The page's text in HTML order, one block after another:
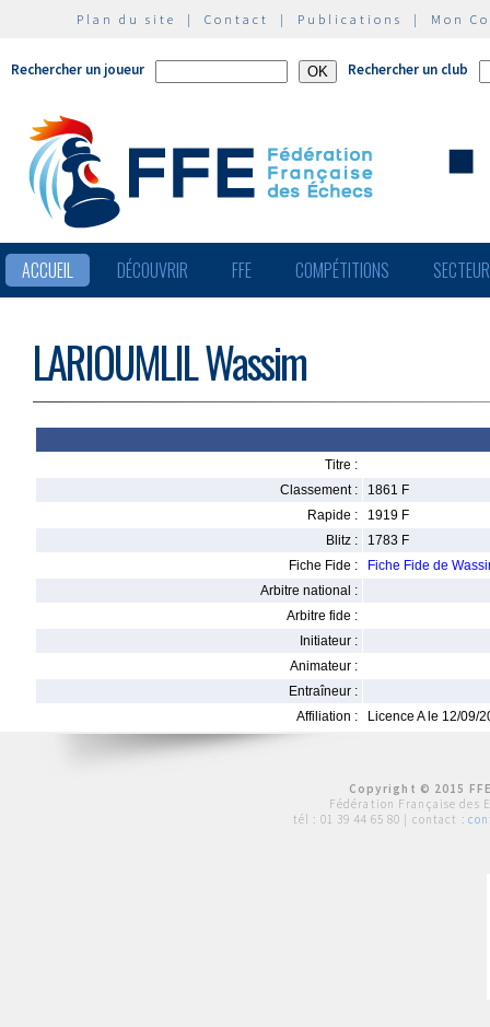
Plan du site | Contact | Publications | Mon
Rechercher un joueur Rechercher un club
ACCUEIL DÉCOUVRIR FFE COMPÉTITIONS
LARIOUMLIL Wassim
Titre :
Classement :
1861 F
Rapide :
1919 F
Blitz :
1783 F
Fiche Fide :
Fiche Fide de
Arbitre national :
Arbitre fide :
Initiateur :
Animateur :
Entraîneur :
Affiliation :
Licence A le 12/09/
Copyright © 2015
Fédération Française des
tél : 01 39 44 65 80 | contact :